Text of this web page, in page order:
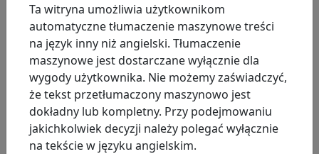
Polityka dostępnej obsługi klienta
Raport zgodności z zasadami dostępności
Wieloletni plan dostępności ProResp AODA
Ta witryna umożliwia użytkownikom
automatyczne tłumaczenie maszynowe treści
na język inny niż angielski. Tłumaczenie
maszynowe jest dostarczane wyłącznie dla
wygody użytkownika. Nie możemy zaświadczyć,
że tekst przetłumaczony maszynowo jest
dokładny lub kompletny. Przy podejmowaniu
jakichkolwiek decyzji należy polegać wyłącznie
na tekście w języku angielskim.